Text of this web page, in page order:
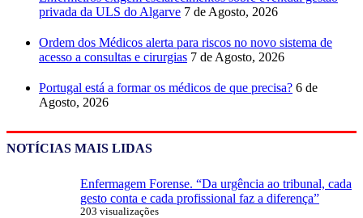
privada da ULS do Algarve 7 de Agosto, 2026
Ordem dos Médicos alerta para riscos no novo sistema de
acesso a consultas e cirurgias 7 de Agosto, 2026
Portugal está a formar os médicos de que precisa? 6 de
Agosto, 2026
NOTÍCIAS MAIS LIDAS
Enfermagem Forense. “Da urgência ao tribunal, cada
gesto conta e cada profissional faz a diferença”
203 visualizações